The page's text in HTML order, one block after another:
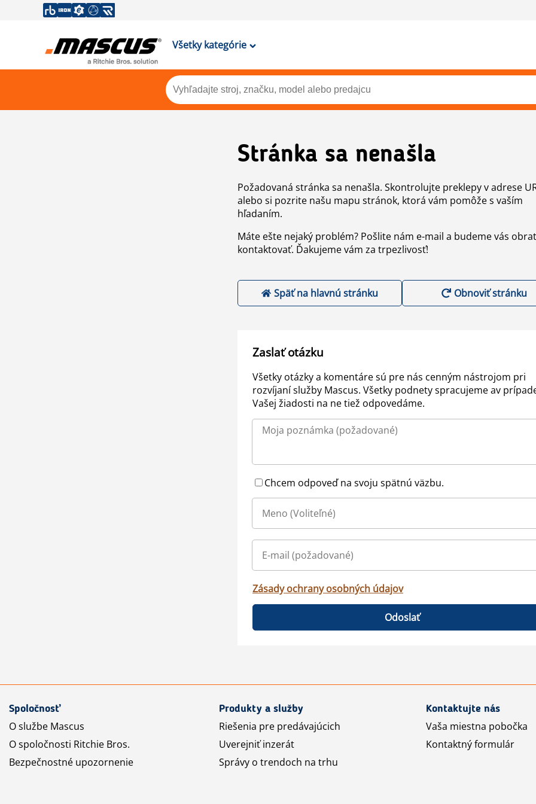
Všetky kategórie
Stránka sa nenašla
Požadovaná stránka sa nenašla. Skontrolujte preklepy v adrese
alebo si pozrite našu mapu stránok, ktorá vám pomôže s vaším
hľadaním.
Máte ešte nejaký problém? Pošlite nám e-mail a budeme vás
kontaktovať. Ďakujeme vám za trpezlivosť!
Späť na hlavnú stránku Obnoviť stránku
Zaslať otázku
Všetky otázky a komentáre sú pre nás cenným nástrojom pri
rozvíjaní služby Mascus. Všetky podnety spracujeme av
Vašej žiadosti na ne tiež odpovedáme.
Chcem odpoveď na svoju spätnú väzbu.
Zásady ochrany osobných údajov
Odoslať
Spoločnosť
O službe Mascus
O spoločnosti Ritchie Bros.
Bezpečnostné upozornenie
Produkty a služby
Riešenia pre predávajúcich
Uverejniť inzerát
Správy o trendoch na trhu
Kontaktujte nás
Vaša miestna pobočka
Kontaktný formulár